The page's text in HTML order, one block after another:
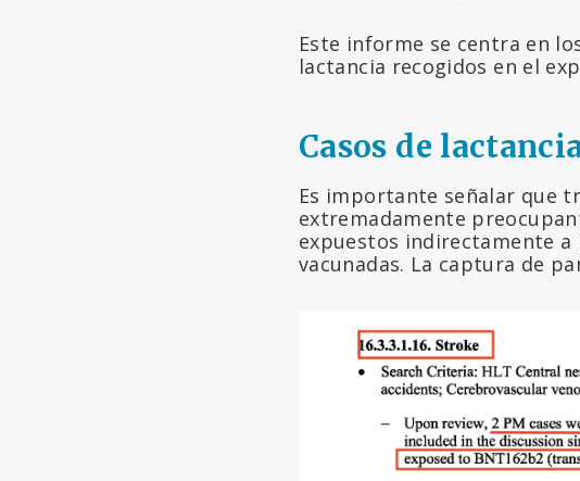
Este informe se centra en
lactancia recogidos en el
Casos de
Es importante señalar que
extremadamente
expuestos indirectamente a
vacunadas. La captura de